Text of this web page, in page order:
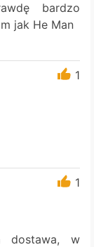
bardzo
jak He Man
1
1
dostawa, w